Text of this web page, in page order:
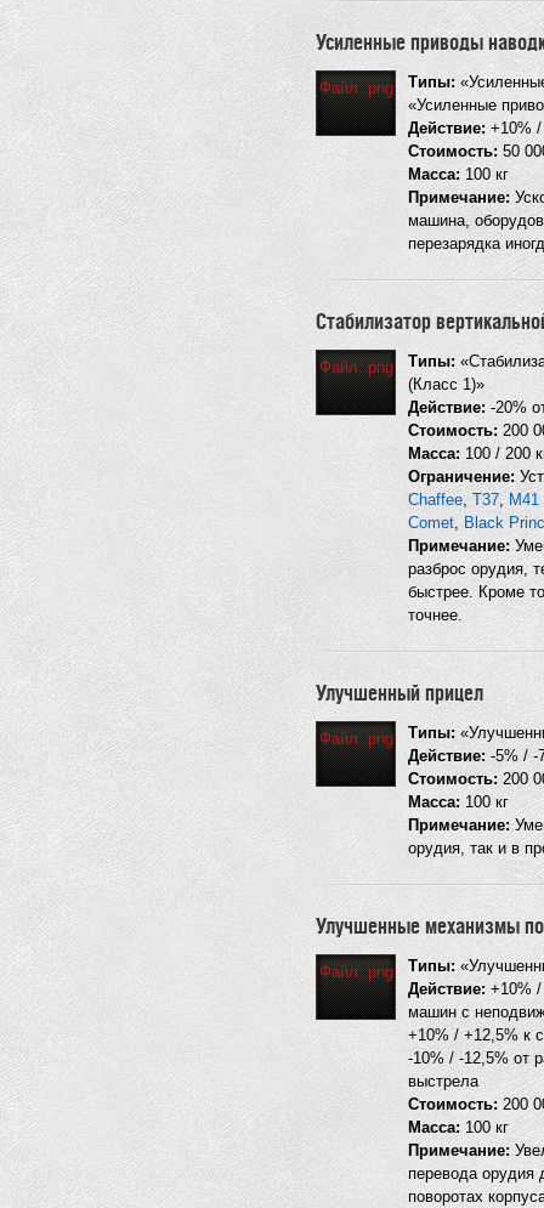
Усиленные приводы
Файл:.png Типы:
«Усиленные
Действие:+10% /
Стоимость: 50
Масса:100 кг
Примечание:
машина,
перезарядка
Стабилизатор
Файл:.png Типы:
(Класс 1)»
Действие: -20%
Стоимость:200
Масса:100 / 200
Ограничение:
Chaffee, T37,M41
Comet, Black
Примечание:
разброс орудия,
быстрее. Кроме
точнее.
Улучшенный прицел
Файл:.png Типы:
Действие:-5% / -
Стоимость:200
Масса:100 кг
Примечание:
орудия, так и в
Улучшенные механизмы
Файл:.png Типы:
Действие:+10% /
машин с
+10% / +12,5% к
-10% / -12,5% от
выстрела
Стоимость: 200
Масса:100 кг
Примечание:
перевода орудия
поворотах